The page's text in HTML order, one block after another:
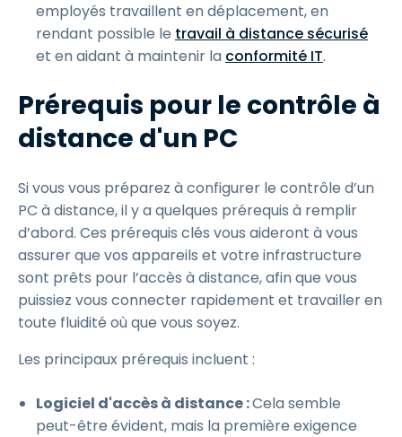
employés travaillent en déplacement, en
rendant possible le travail à distance sécurisé
et en aidant à maintenir la conformité IT.
Prérequis pour le contrôle à
distance d'un PC
Si vous vous préparez à configurer le contrôle d’un
PC à distance, il y a quelques prérequis à remplir
d’abord. Ces prérequis clés vous aideront à vous
assurer que vos appareils et votre infrastructure
sont prêts pour l’accès à distance, afin que vous
puissiez vous connecter rapidement et travailler en
toute fluidité où que vous soyez.
Les principaux prérequis incluent :
Logiciel d'accès à distance :Cela semble
peut-être évident, mais la première exigence